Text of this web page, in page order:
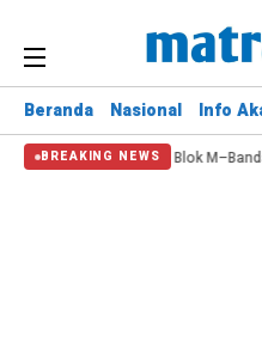
Beranda Nasional Info
BREAKING NEWS
TransBandara Blok M–Bandara